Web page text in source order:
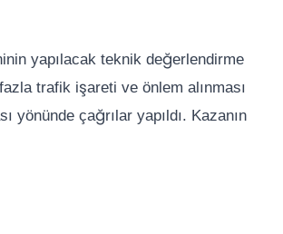
yapılacak teknik değerlendirme
trafik işareti ve önlem alınması
yönünde çağrılar yapıldı. Kazanın